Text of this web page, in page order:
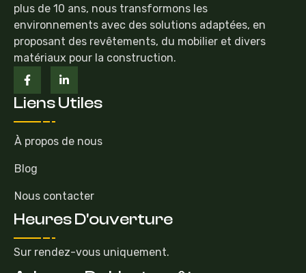
plus de 10 ans, nous transformons les
environnements avec des solutions adaptées, en
proposant des revêtements, du mobilier et divers
matériaux pour la construction.
Liens Utiles
À propos de nous
Blog
Nous contacter
Heures D'ouverture
Sur rendez-vous uniquement.